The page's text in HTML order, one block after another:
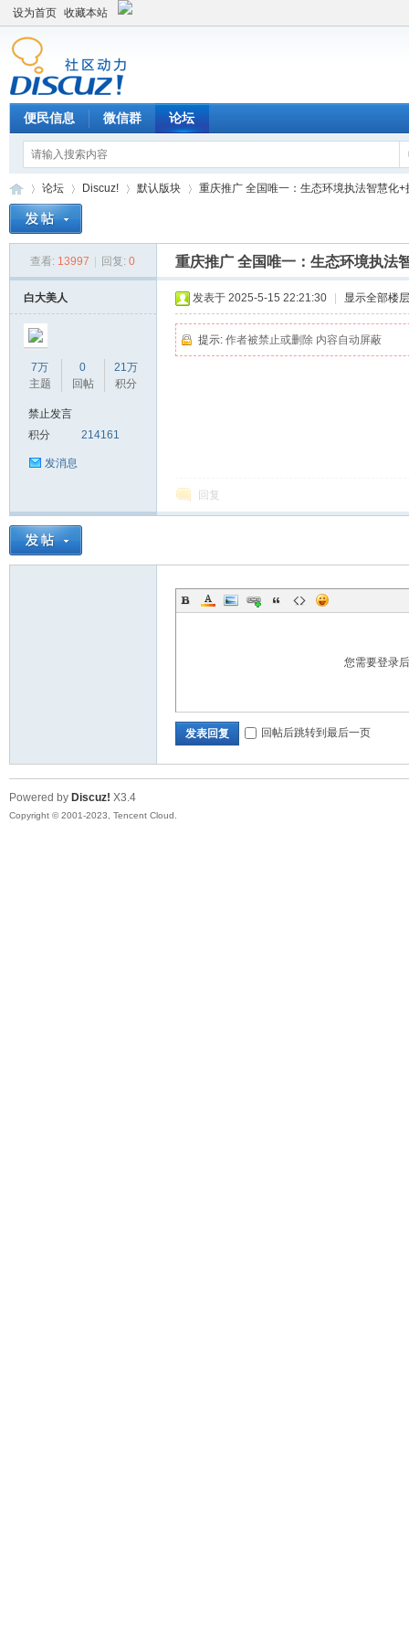
设为首页 收藏本站
便民信息 微信群 论坛
Bo
论坛
›
Discuz!
›
默认版块
›
重庆推广 全国唯一：生态环境执法智慧化+
查看: 13997 回复: 0 重庆推广 全国唯一：生态环境执法
白大美人
7万
主题
0
回帖
21万
积分
禁止发言
积分
214161
发消息
发表于 2025-5-15 22:21:30 显示全部楼层
提示: 作者被禁止或删除 内容自动屏蔽
回复
您需要登录
发表回复 回帖后跳转到最后一页
Powered by Discuz! X3.4
Copyright © 2001-2023, Tencent Cloud.